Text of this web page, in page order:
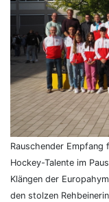
Rauschender
Hockey-Talente im
Klängen der
den stolzen